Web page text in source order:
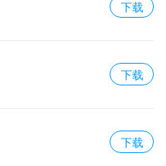
下载
下载
下载